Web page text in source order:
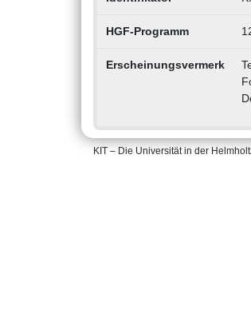
HGF-Programm
Erscheinungsvermerk
KIT – Die Universität in der